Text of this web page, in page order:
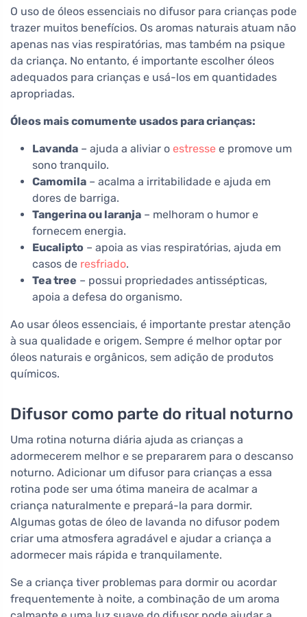
O uso de óleos essenciais no difusor para crianças pode
trazer muitos benefícios. Os aromas naturais atuam não
apenas nas vias respiratórias, mas também na psique
da criança. No entanto, é importante escolher óleos
adequados para crianças e usá-los em quantidades
apropriadas.
Óleos mais comumente usados para crianças:
Lavanda – ajuda a aliviar o estresse e promove um
sono tranquilo.
Camomila – acalma a irritabilidade e ajuda em
dores de barriga.
Tangerina ou laranja – melhoram o humor e
fornecem energia.
Eucalipto – apoia as vias respiratórias, ajuda em
casos de resfriado.
Tea tree – possui propriedades antissépticas,
apoia a defesa do organismo.
Ao usar óleos essenciais, é importante prestar atenção
à sua qualidade e origem. Sempre é melhor optar por
óleos naturais e orgânicos, sem adição de produtos
químicos.
Difusor como parte do ritual noturno
Uma rotina noturna diária ajuda as crianças a
adormecerem melhor e se prepararem para o descanso
noturno. Adicionar um difusor para crianças a essa
rotina pode ser uma ótima maneira de acalmar a
criança naturalmente e prepará-la para dormir.
Algumas gotas de óleo de lavanda no difusor podem
criar uma atmosfera agradável e ajudar a criança a
adormecer mais rápida e tranquilamente.
Se a criança tiver problemas para dormir ou acordar
frequentemente à noite, a combinação de um aroma